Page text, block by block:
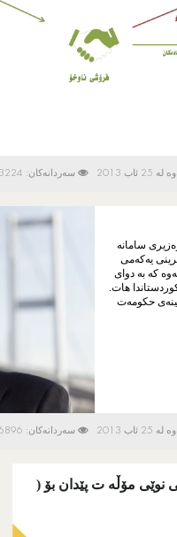
ئاب 2013 سەردانەكان: 3224
2006ەوە وەک وەزیری سامانە
و لە 28ی تشرینی یەکەمی
کە بە دوای
پەرلەمانی کوردستاندا هات.
حەوتەم کابینەی حکومەت
ئاب 2013 سەردانەكان: 6896
مۆڵه ت پێدان بۆ (